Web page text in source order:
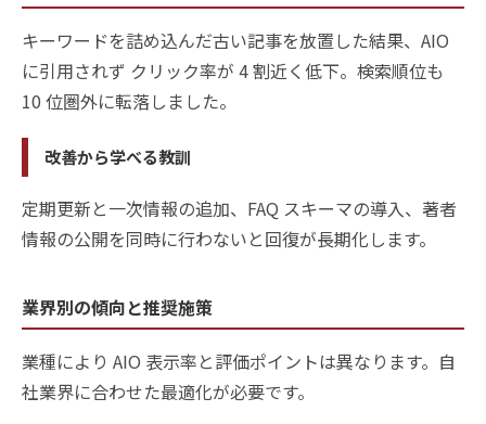
キーワードを詰め込んだ古い記事を放置した結果、AIO
に引用されず クリック率が 4 割近く低下。検索順位も
10 位圏外に転落しました。
改善から学べる教訓
定期更新と一次情報の追加、FAQ スキーマの導入、著者
情報の公開を同時に行わないと回復が長期化します。
業界別の傾向と推奨施策
業種により AIO 表示率と評価ポイントは異なります。自
社業界に合わせた最適化が必要です。